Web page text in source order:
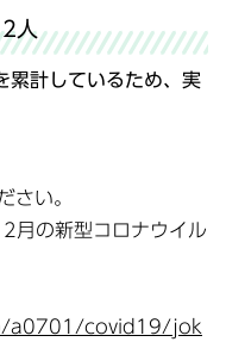
人
計しているため、実
さい。
月の新型コロナウイル
a0701/covid19/jok